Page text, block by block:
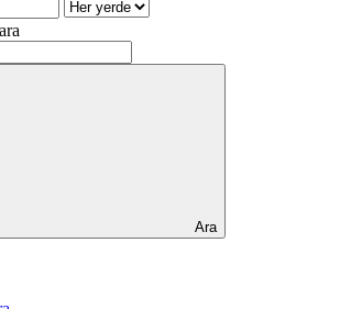
Ara